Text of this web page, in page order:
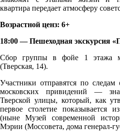
квартира передает атмосферу
Возрастной ценз: 6+
18:00 — Пешеходная экскурсия
Сбор группы в фойе 1 этажа
(Тверская, 14).
Участники отправятся по
московских привидений —
Тверской улицы, который, как
первое столетие показывается
(ныне Музей современной
Мэрии (Моссовета, дома генерал-